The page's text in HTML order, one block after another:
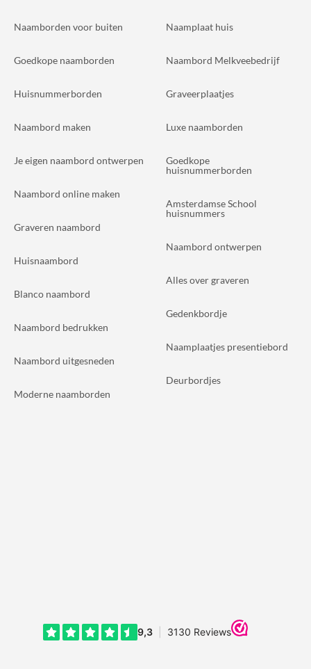
Naamborden voor buiten
Goedkope naamborden
Huisnummerborden
Naambord maken
Je eigen naambord ontwerpen
Naambord online maken
Graveren naambord
Huisnaambord
Blanco naambord
Naambord bedrukken
Naambord uitgesneden
Moderne naamborden
Naamplaat huis
Naambord Melkveebedrijf
Graveerplaatjes
Luxe naamborden
Goedkope
huisnummerborden
Amsterdamse School
huisnummers
Naambord ontwerpen
Alles over graveren
Gedenkbordje
Naamplaatjes presentiebord
Deurbordjes